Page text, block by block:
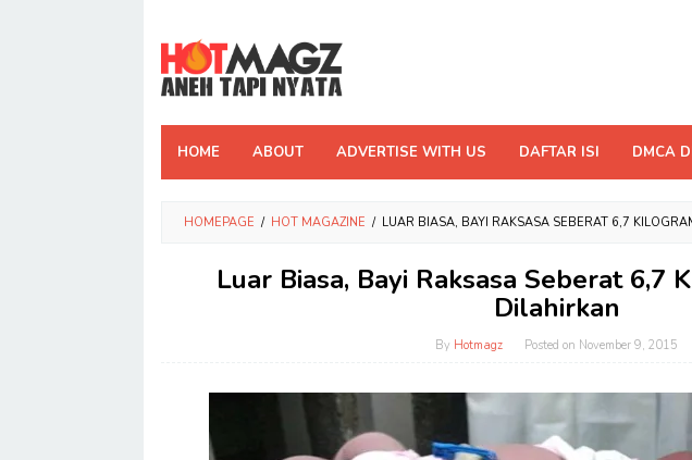
content
HOME ABOUT ADVERTISE WITH US DAFTAR ISI DMCA
HOMEPAGE / HOT MAGAZINE / LUAR BIASA, BAYI RAKSASA SEBERAT 6,7
Luar Biasa, Bayi Raksasa Seberat 6,7
Dilahirkan
By Hotmagz Posted on November 9, 2015